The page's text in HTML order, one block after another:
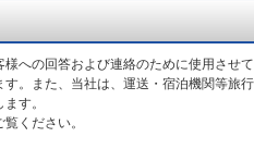
への回答および連絡のために使用させ
。また、当社は、運送・宿泊機関等旅
す。
覧ください。